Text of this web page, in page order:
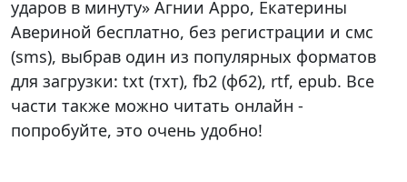
ударов в минуту» Агнии Арро, Екатерины
Авериной бесплатно, без регистрации и смс
(sms), выбрав один из популярных форматов
для загрузки: txt (тхт), fb2 (фб2), rtf, epub. Все
части также можно читать онлайн -
попробуйте, это очень удобно!